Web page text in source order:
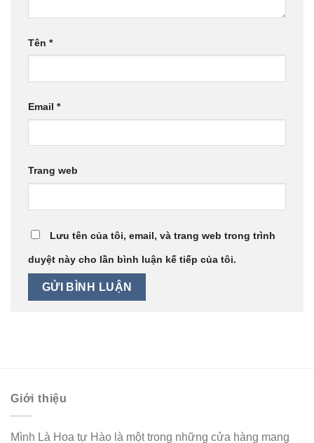
Tên *
Email *
Trang web
Lưu tên của tôi, email, và trang web trong trình
duyệt này cho lần bình luận kế tiếp của tôi.
Giới thiệu
Mình Là Hoa tự Hào là một trong những cửa hàng mang